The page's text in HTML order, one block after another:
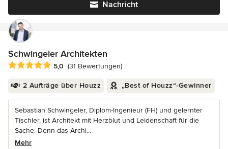
Nachricht
Schwingeler Architekten
Durchschnittliche Bewertung: 5 von 5 Sternen
5,0 (31 Bewertungen)
2 Aufträge über Houzz „Best of Houzz“-Gewinner
Sebastian Schwingeler, Diplom-Ingenieur (FH) und gelernter
Tischler, ist Architekt mit Herzblut und Leidenschaft für die
Sache. Denn das Archi...
Mehr